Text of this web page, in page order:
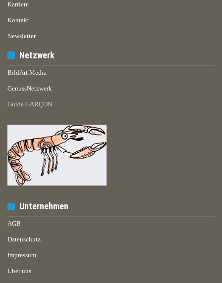
Karriere
Kontakt
Newsletter
Netzwerk
BildArt Media
GenussNetzwerk
Guide GARÇON
Unternehmen
AGB
Datenschutz
Impressum
Über uns